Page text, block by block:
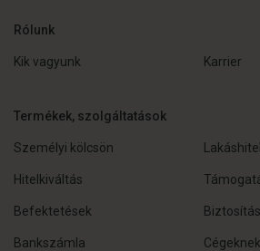
Rólunk
Kik vagyunk Karrier
Termékek, szolgáltatások
Személyi kölcsön Lakáshitel
Hitelkiváltás
Befektetések Biztosítás
Bankszámla Cégeknek